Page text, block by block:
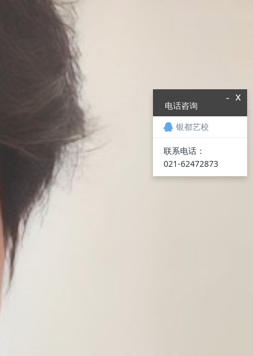
x
-
电话咨询
银都艺校
联系电话：
021-62472873